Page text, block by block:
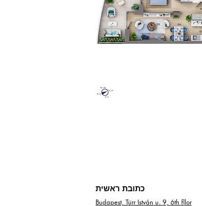
כתובת ראשית
Budapest, Türr István u. 9, 6th fllor